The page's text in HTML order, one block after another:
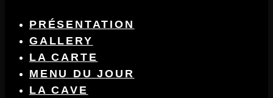
PRÉSENTATION
GALLERY
LA CARTE
MENU DU JOUR
LA CAVE